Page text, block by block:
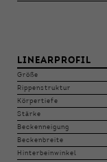
LINEARPROFIL
Größe
Rippenstruktur
Körpertiefe
Stärke
Beckenneigung
Beckenbreite
Hinterbeinwinkel